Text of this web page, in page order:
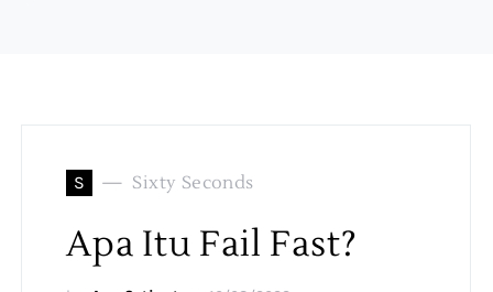
S Sixty Seconds
Apa Itu Fail Fast?